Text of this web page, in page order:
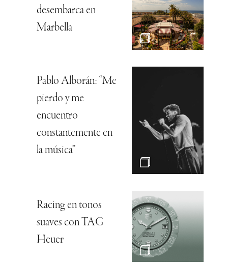
desembarca en
Marbella
Pablo Alborán: “Me
pierdo y me
encuentro
constantemente en
la música”
Racing en tonos
suaves con TAG
Heuer